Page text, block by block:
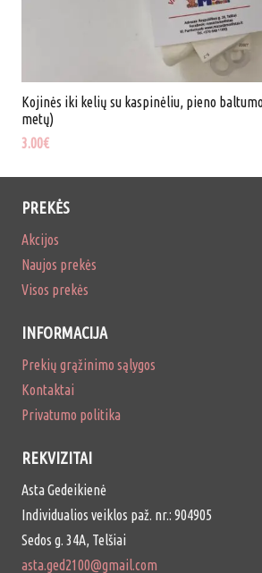
Kojinės iki kelių su kaspinėliu, pieno
metų)
3.00€
PREKĖS
Akcijos
Naujos prekės
Visos prekės
INFORMACIJA
Prekių grąžinimo sąlygos
Kontaktai
Privatumo politika
REKVIZITAI
Asta Gedeikienė
Individualios veiklos paž. nr.: 904905
Sedos g. 34A, Telšiai
asta.ged2100@gmail.com